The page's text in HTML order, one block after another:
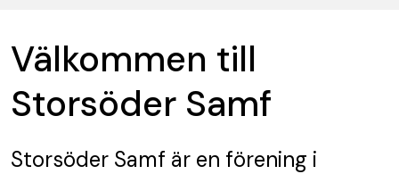
Välkommen till
Storsöder Samf
Storsöder Samf är en förening i